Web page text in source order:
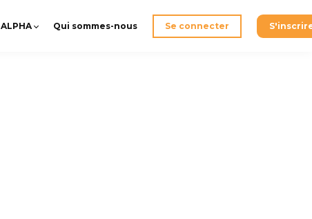
Qui sommes-nous Se connecter